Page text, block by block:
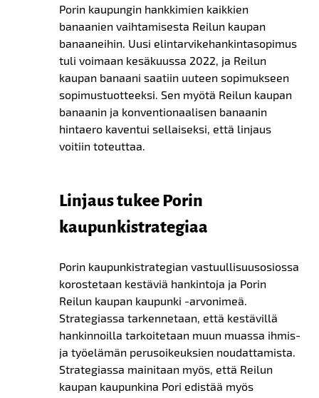
Porin kaupungin hankkimien kaikkien
banaanien vaihtamisesta Reilun kaupan
banaaneihin. Uusi elintarvikehankintasopimus
tuli voimaan kesäkuussa 2022, ja Reilun
kaupan banaani saatiin uuteen sopimukseen
sopimustuotteeksi. Sen myötä Reilun kaupan
banaanin ja konventionaalisen banaanin
hintaero kaventui sellaiseksi, että linjaus
voitiin toteuttaa.
Linjaus tukee Porin
kaupunkistrategiaa
Porin kaupunkistrategian vastuullisuusosiossa
korostetaan kestäviä hankintoja ja Porin
Reilun kaupan kaupunki -arvonimeä.
Strategiassa tarkennetaan, että kestävillä
hankinnoilla tarkoitetaan muun muassa ihmis-
ja työelämän perusoikeuksien noudattamista.
Strategiassa mainitaan myös, että Reilun
kaupan kaupunkina Pori edistää myös